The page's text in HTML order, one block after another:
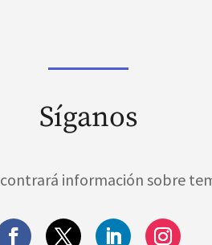
Síganos
información sobre